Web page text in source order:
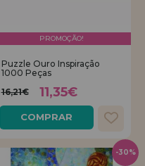
PROMOÇÃO!
Puzzle Ouro Inspiração
1000 Peças
16,21€
11,35€
COMPRAR
-30%